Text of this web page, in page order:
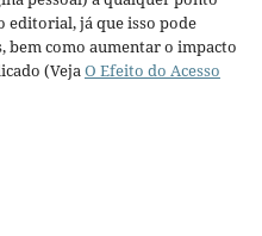
editorial, já que isso pode
bem como aumentar o impacto
(VejaO Efeito do Acesso